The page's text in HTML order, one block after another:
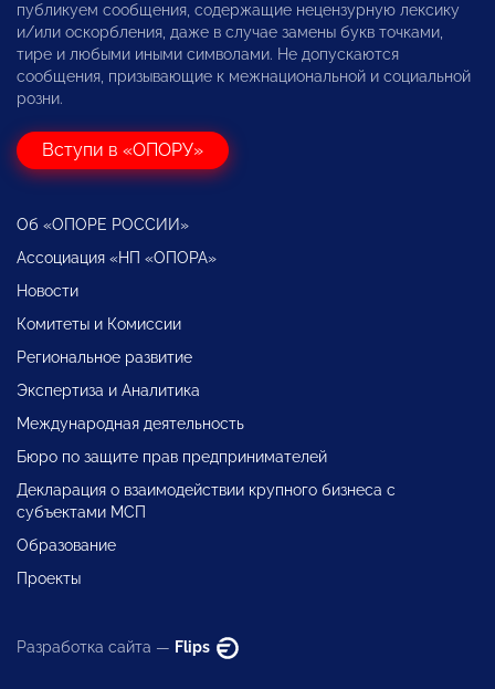
публикуем сообщения, содержащие нецензурную лексику
и/или оскорбления, даже в случае замены букв точками,
тире и любыми иными символами. Не допускаются
сообщения, призывающие к межнациональной и социальной
розни.
Вступи в «ОПОРУ»
Об «ОПОРЕ РОССИИ»
Ассоциация «НП «ОПОРА»
Новости
Комитеты и Комиссии
Региональное развитие
Экспертиза и Аналитика
Международная деятельность
Бюро по защите прав предпринимателей
Декларация о взаимодействии крупного бизнеса с
субъектами МСП
Образование
Проекты
Разработка сайта — Flips